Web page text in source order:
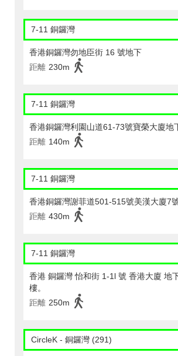
7-11 銅鑼灣
香港銅鑼灣勿地臣街 16 號地下
距離 230m
7-11 銅鑼灣
香港銅鑼灣利園山道61-73號寶榮大廈地
距離 140m
7-11 銅鑼灣
香港銅鑼灣謝菲道501-515號美漢大廈7號
距離 430m
7-11 銅鑼灣
香港 銅鑼灣 怡和街 1-1l 號 香港大廈 地
樓。
距離 250m
CircleK - 銅鑼灣 (291)